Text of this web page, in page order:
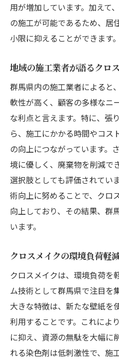
用が増加しています。加えて
の施工が可能であるため、居
小限に抑えることができます。
地域の施工業者が語るクロ
群馬県内の施工業者によると
軟性が高く、顧客の多様なニ
な利点と言えます。特に、張
ら、施工にかかる時間やコス
の向上につながっています。
境に優しく、廃棄物を削減で
選択肢としても評価されてい
術向上に努めることで、クロ
向上しており、その結果、群
います。
クロスメイクの環境負荷軽
クロスメイクは、環境負荷を
ム技術として群馬県で注目を
大きな特徴は、新たな壁紙を
利用することです。これによ
に抑え、資源の無駄を大幅に
れる染色剤は低刺激性で、施